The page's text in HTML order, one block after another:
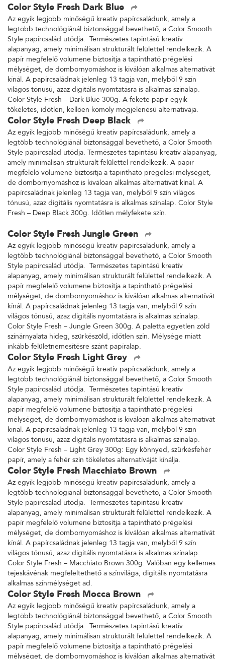
Color Style Fresh Dark Blue
Az egyik legjobb minőségű kreatív papírcsaládunk, amely a
legtöbb technológiánál biztonsággal bevethető, a Color Smooth
Style papírcsalád utódja. Természetes tapintású kreatív
alapanyag, amely minimálisan strukturált felülettel rendelkezik. A
papír megfelelő volumene biztosítja a tapintható prégelési
mélységet, de dombornyomáshoz is kiválóan alkalmas alternatívát
kínál. A papírcsaládnak jelenleg 13 tagja van, melyből 9 szín
világos tónusú, azaz digitális nyomtatásra is alkalmas színalap.
Color Style Fresh – Dark Blue 300g. A fekete papír egyik
tökéletes, időtlen, kellően komoly megjelenésű alternatívája.
Color Style Fresh Deep Black
Az egyik legjobb minőségű kreatív papírcsaládunk, amely a
legtöbb technológiánál biztonsággal bevethető, a Color Smooth
Style papírcsalád utódja. Természetes tapintású kreatív alapanyag,
amely minimálisan strukturált felülettel rendelkezik. A papír
megfelelő volumene biztosítja a tapintható prégelési mélységet,
de dombornyomáshoz is kiválóan alkalmas alternatívát kínál. A
papírcsaládnak jelenleg 13 tagja van, melyből 9 szín világos
tónusú, azaz digitális nyomtatásra is alkalmas színalap. Color Style
Fresh – Deep Black 300g. Időtlen mélyfekete szín.
Color Style Fresh Jungle Green
Az egyik legjobb minőségű kreatív papírcsaládunk, amely a
legtöbb technológiánál biztonsággal bevethető, a Color Smooth
Style papírcsalád utódja. Természetes tapintású kreatív
alapanyag, amely minimálisan strukturált felülettel rendelkezik. A
papír megfelelő volumene biztosítja a tapintható prégelési
mélységet, de dombornyomáshoz is kiválóan alkalmas alternatívát
kínál. A papírcsaládnak jelenleg 13 tagja van, melyből 9 szín
világos tónusú, azaz digitális nyomtatásra is alkalmas színalap.
Color Style Fresh – Jungle Green 300g. A paletta egyetlen zöld
színárnyalata hideg, szürkészöld, időtlen szín. Mélysége miatt
inkább felületnemesítésre szánt papíralap.
Color Style Fresh Light Grey
Az egyik legjobb minőségű kreatív papírcsaládunk, amely a
legtöbb technológiánál biztonsággal bevethető, a Color Smooth
Style papírcsalád utódja. Természetes tapintású kreatív
alapanyag, amely minimálisan strukturált felülettel rendelkezik. A
papír megfelelő volumene biztosítja a tapintható prégelési
mélységet, de dombornyomáshoz is kiválóan alkalmas alternatívát
kínál. A papírcsaládnak jelenleg 13 tagja van, melyből 9 szín
világos tónusú, azaz digitális nyomtatásra is alkalmas színalap.
Color Style Fresh – Light Grey 300g: Egy könnyed, szürkésfehér
papír, amely a fehér szín tökéletes alternatíváját kínálja.
Color Style Fresh Macchiato Brown
Az egyik legjobb minőségű kreatív papírcsaládunk, amely a
legtöbb technológiánál biztonsággal bevethető, a Color Smooth
Style papírcsalád utódja. Természetes tapintású kreatív
alapanyag, amely minimálisan strukturált felülettel rendelkezik. A
papír megfelelő volumene biztosítja a tapintható prégelési
mélységet, de dombornyomáshoz is kiválóan alkalmas alternatívát
kínál. A papírcsaládnak jelenleg 13 tagja van, melyből 9 szín
világos tónusú, azaz digitális nyomtatásra is alkalmas színalap.
Color Style Fresh – Macchiato Brown 300g: Valóban egy kellemes
tejeskávénak megfeleltethető a színvilága, digitális nyomtatásra
alkalmas színmélységet ad.
Color Style Fresh Mocca Brown
Az egyik legjobb minőségű kreatív papírcsaládunk, amely a
legtöbb technológiánál biztonsággal bevethető, a Color Smooth
Style papírcsalád utódja. Természetes tapintású kreatív
alapanyag, amely minimálisan strukturált felülettel rendelkezik. A
papír megfelelő volumene biztosítja a tapintható prégelési
mélységet, de dombornyomáshoz is kiválóan alkalmas alternatívát